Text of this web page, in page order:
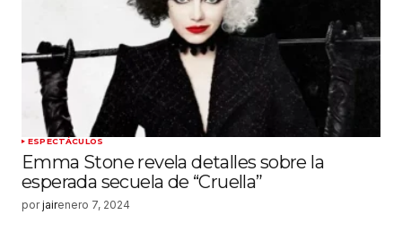
ESPECTÁCULOS
Emma Stone revela detalles sobre la
esperada secuela de “Cruella”
por jairenero 7, 2024